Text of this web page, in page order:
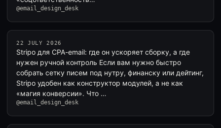
@email_design_desk
22 JULY 2026
Stripo для CPA-email: где он ускоряет сборку, а где
нужен ручной контроль Если вам нужно быстро
собрать сетку писем под нутру, финанску или дейтинг,
Stripo удобен как конструктор модулей, а не как
«магия конверсии». Что …
@email_design_desk